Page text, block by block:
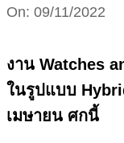
2022-
On: 09/11/2022
งาน Watches
ในรูปแบบ
เมษายน ศกนี้